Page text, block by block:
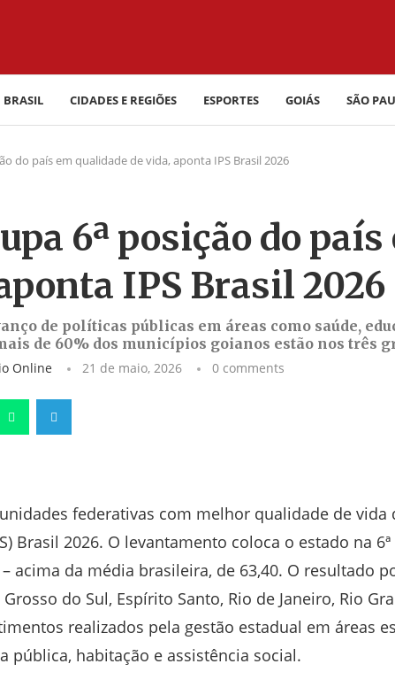
BRASIL CIDADES E REGIÕES ESPORTES GOIÁS SÃO
do país em qualidade de vida, aponta IPS Brasil 2026
6ª posição do
IPS Brasil 2026
de políticas públicas em áreas como saúde,
de 60% dos municípios goianos estão nos três
Online 21 de maio, 2026 0 comments
federativas com melhor qualidade de
Brasil 2026. O levantamento coloca o estado na
acima da média brasileira, de 63,40. O resultado
do Sul, Espírito Santo, Rio de Janeiro, Rio
realizados pela gestão estadual em áreas
pública, habitação e assistência social.